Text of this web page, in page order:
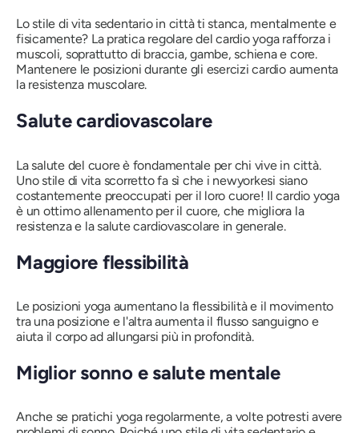
Lo stile di vita sedentario in città ti stanca, mentalmente e
fisicamente? La pratica regolare del cardio yoga rafforza i
muscoli, soprattutto di braccia, gambe, schiena e core.
Mantenere le posizioni durante gli esercizi cardio aumenta
la resistenza muscolare.
Salute cardiovascolare
La salute del cuore è fondamentale per chi vive in città.
Uno stile di vita scorretto fa sì che i newyorkesi siano
costantemente preoccupati per il loro cuore! Il cardio yoga
è un ottimo allenamento per il cuore, che migliora la
resistenza e la salute cardiovascolare in generale.
Maggiore flessibilità
Le posizioni yoga aumentano la flessibilità e il movimento
tra una posizione e l'altra aumenta il flusso sanguigno e
aiuta il corpo ad allungarsi più in profondità.
Miglior sonno e salute mentale
Anche se pratichi yoga regolarmente, a volte potresti avere